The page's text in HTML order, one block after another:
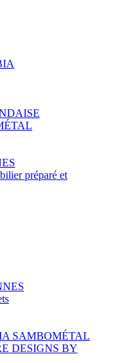
préparé et
SAMBOMÉTAL
DESIGNS BY